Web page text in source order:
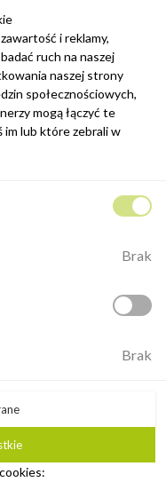
należy odnaleźć
Zapisz się
zastrzeżone.
i reklamy,
ruch na naszej
naszej strony
społecznościowych,
mogą łączyć te
im lub które zebrali w
Brak
Brak